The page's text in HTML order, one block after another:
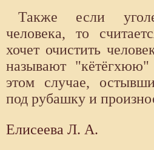
Также если
человека, то
хочет очистить
называют
этом случае,
под рубашку и
Елисеева Л. А.